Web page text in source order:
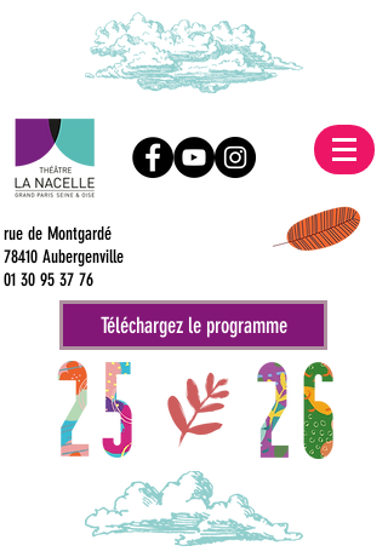
rue de Montgardé
78410 Aubergenville
01 30 95 37 76
Téléchargez le programme